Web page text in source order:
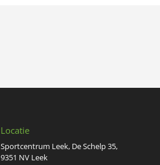
Locatie
Sportcentrum Leek, De Schelp 35,
9351 NV Leek